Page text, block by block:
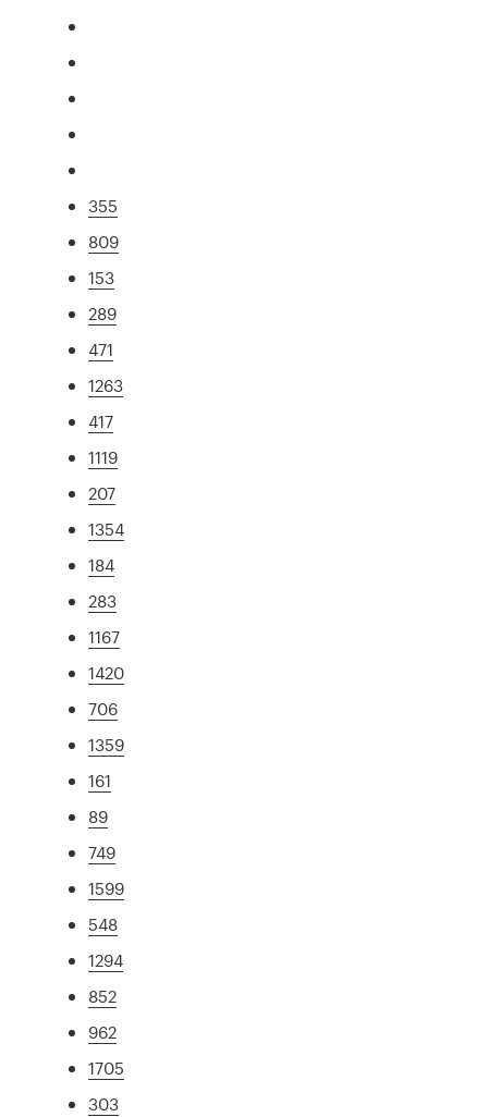
355
809
153
289
471
1263
417
1119
207
1354
184
283
1167
1420
706
1359
161
89
749
1599
548
1294
852
962
1705
303